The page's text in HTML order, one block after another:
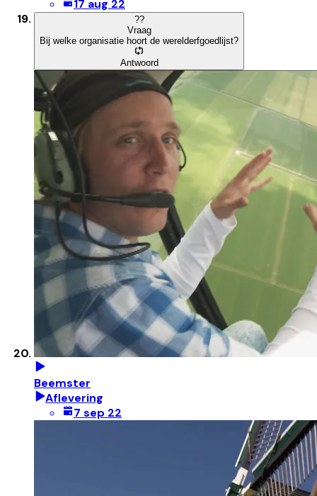
17 aug 22
??
Vraag
Bij welke organisatie hoort de werelderfgoedlijst?
Antwoord
Beemster
Aflevering
7 sep 22